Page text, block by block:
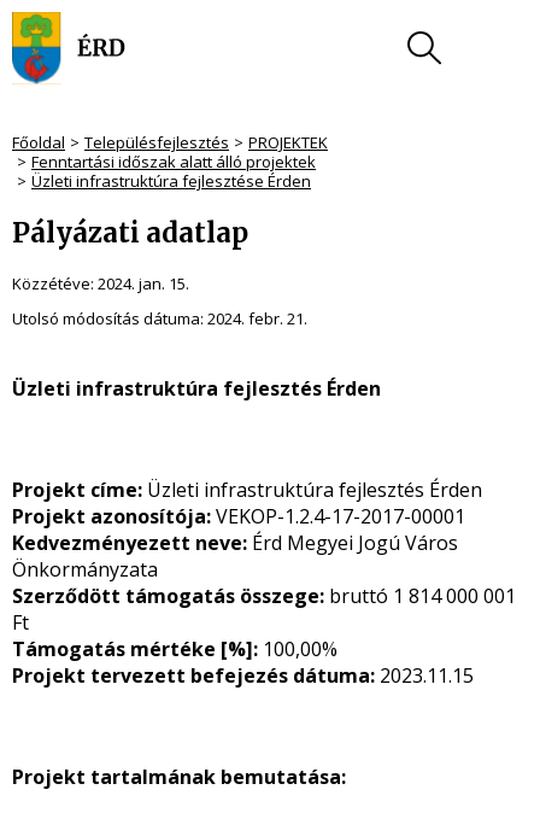
Főoldal Településfejlesztés
PROJEKTEK
Fenntartási időszak alatt álló projektek
Üzleti infrastruktúra fejlesztése Érden
Pályázati adatlap
Közzétéve: 2024. jan. 15.
Utolsó módosítás dátuma: 2024. febr. 21.
Üzleti infrastruktúra fejlesztés Érden
Projekt címe: Üzleti infrastruktúra fejlesztés Érden
Projekt azonosítója:VEKOP-1.2.4-17-2017-00001
Kedvezményezett neve: Érd Megyei Jogú Város
Önkormányzata
Szerződött támogatás összege: bruttó 1 814 000 001
Ft
Támogatás mértéke [%]: 100,00%
Projekt tervezett befejezés dátuma: 2023.11.15
Projekt tartalmának bemutatása: